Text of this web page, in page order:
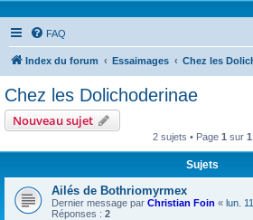
FAQ
Index du forum Essaimages Chez les
Chez les Dolichoderinae
Nouveau sujet
2 sujets • Page 1 sur 1
Sujets
Ailés de Bothriomyrmex
Dernier message par Christian Foin « lun.
Réponses : 2